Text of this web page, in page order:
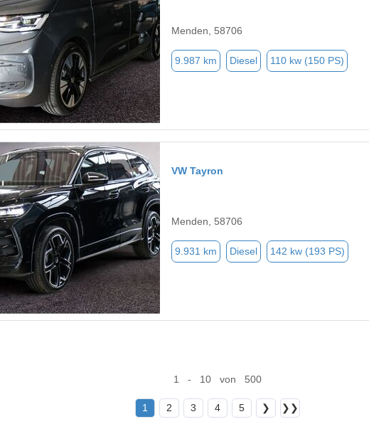
Menden, 58706
9.987 km Diesel 110 kw (150 PS)
VW Tayron
Menden, 58706
9.931 km Diesel 142 kw (193 PS)
1 - 10 von 500
1 2 3 4 5 ❯ ❯❯